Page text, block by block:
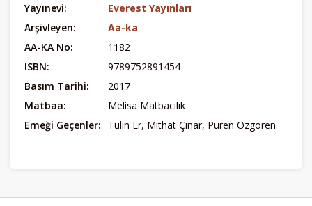
Yayınevi:
Everest Yayınları
Arşivleyen:
Aa-ka
AA-KA No:
1182
ISBN:
9789752891454
Basım Tarihi:
2017
Matbaa:
Melisa Matbacılık
Emeği Geçenler:
Tülin Er, Mithat Çınar, Püren Özgören